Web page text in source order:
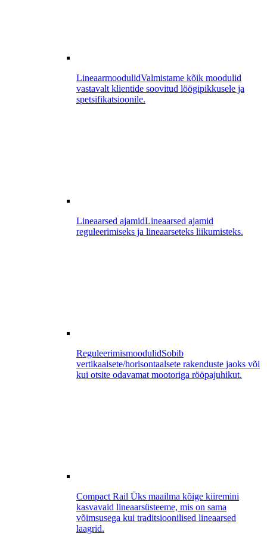
LineaarmoodulidValmistame kõik moodulid
vastavalt klientide soovitud löögipikkusele ja
spetsifikatsioonile.
Lineaarsed ajamidLineaarsed ajamid
reguleerimiseks ja lineaarseteks liikumisteks.
ReguleerimismoodulidSobib
vertikaalsete/horisontaalsete rakenduste jaoks või
kui otsite odavamat mootoriga rööpajuhikut.
Compact Rail Üks maailma kõige kiiremini
kasvavaid lineaarsüsteeme, mis on sama
võimsusega kui traditsioonilised lineaarsed
laagrid.